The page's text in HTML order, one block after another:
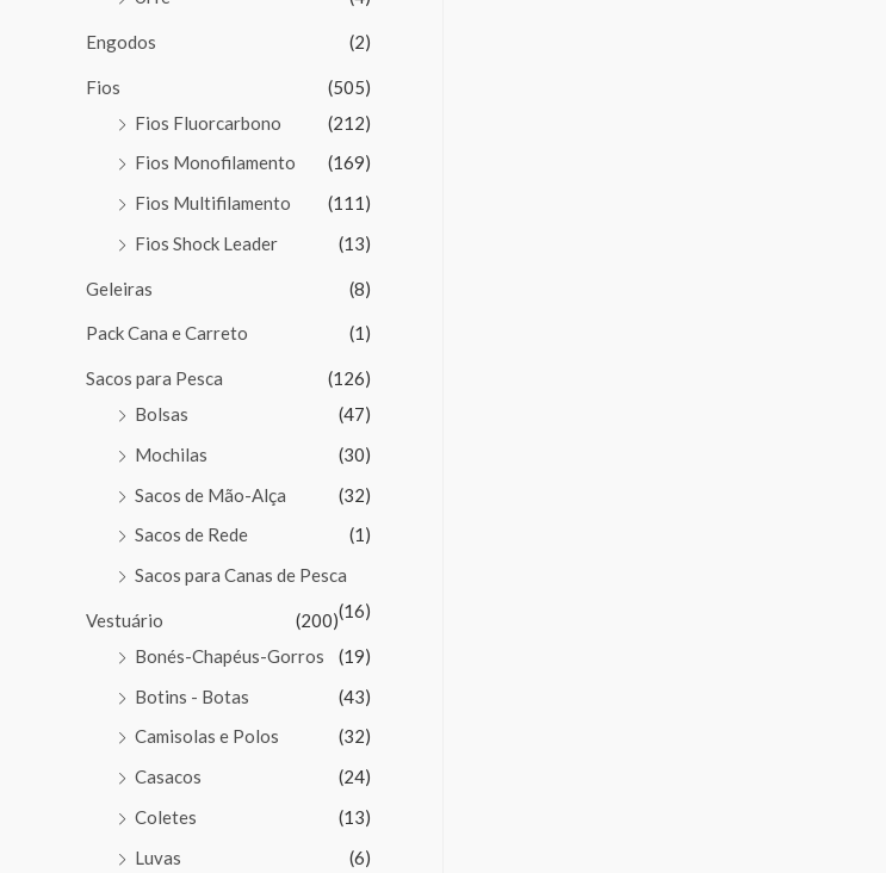
Engodos (2)
Fios
(505)
Fios Fluorcarbono
(212)
Fios Monofilamento
(169)
Fios Multifilamento
(111)
Fios Shock Leader
(13)
Geleiras (8)
Pack Cana e Carreto (1)
Sacos para Pesca
(126)
Bolsas
(47)
Mochilas
(30)
Sacos de Mão-Alça
(32)
Sacos de Rede
(1)
Sacos para Canas de Pesca
(16)
Vestuário
(200)
Bonés-Chapéus-Gorros
(19)
Botins - Botas
(43)
Camisolas e Polos
(32)
Casacos
(24)
Coletes
(13)
Luvas
(6)